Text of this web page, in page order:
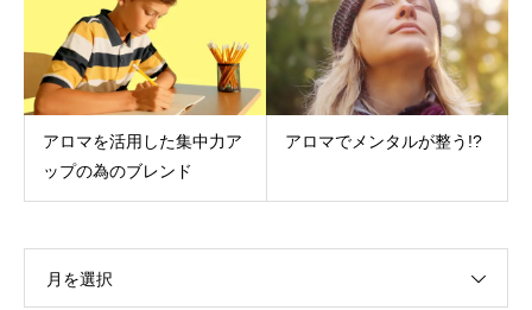
アロマを活用した集中力ア
ップの為のブレンド
アロマでメンタルが整う!?
月を選択